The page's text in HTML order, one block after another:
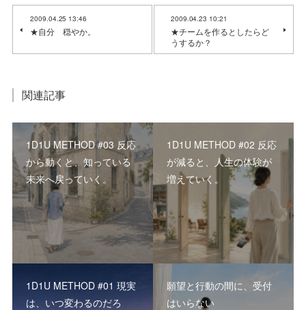
2009.04.25 13:46
★自分 穏やか。
2009.04.23 10:21
★チームを作るとしたらど
うするか？
関連記事
1D1U METHOD #03 反応
から動くと、知っている
未来へ戻っていく。
1D1U METHOD #02 反応
が減ると、人生の体験が
増えていく。
1D1U METHOD #01 現実
は、いつ変わるのだろ
願望と行動の間に、受付
はいらない